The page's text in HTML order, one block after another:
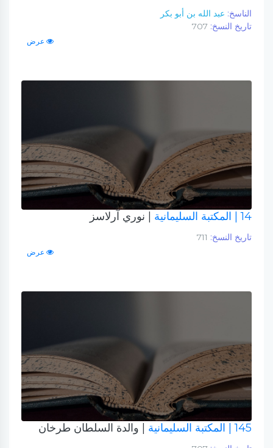
الناسخ: عبد الله بن أبو بكر
تاريخ النسخ:
عرض
14 | المكتبة السليمانية | نوري آرلاسز
تاريخ النسخ:
عرض
145 | المكتبة السليمانية | والدة السلطان طرخان